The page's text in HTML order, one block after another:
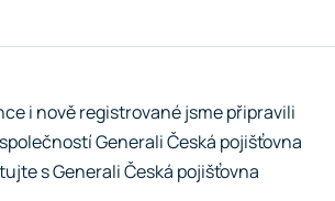
i nově registrované jsme připravili
Generali Česká pojišťovna
s Generali Česká pojišťovna